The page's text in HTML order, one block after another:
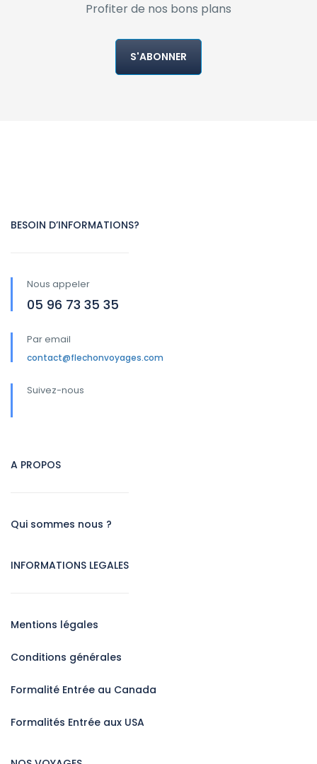
Profiter de nos bons plans
S'ABONNER
BESOIN D’INFORMATIONS?
Nous appeler
05 96 73 35 35
Par email
contact@flechonvoyages.com
Suivez-nous
A PROPOS
Qui sommes nous ?
INFORMATIONS LEGALES
Mentions légales
Conditions générales
Formalité Entrée au Canada
Formalités Entrée aux USA